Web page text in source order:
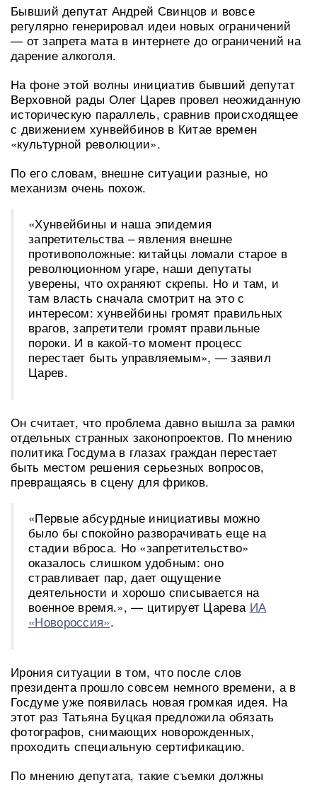
Бывший депутат Андрей Свинцов и вовсе
регулярно генерировал идеи новых ограничений
— от запрета мата в интернете до ограничений на
дарение алкоголя.
На фоне этой волны инициатив бывший депутат
Верховной рады Олег Царев провел неожиданную
историческую параллель, сравнив происходящее
с движением хунвейбинов в Китае времен
«культурной революции».
По его словам, внешне ситуации разные, но
механизм очень похож.
«Хунвейбины и наша эпидемия
запретительства – явления внешне
противоположные: китайцы ломали старое в
революционном угаре, наши депутаты
уверены, что охраняют скрепы. Но и там, и
там власть сначала смотрит на это с
интересом: хунвейбины громят правильных
врагов, запретители громят правильные
пороки. И в какой-то момент процесс
перестает быть управляемым», — заявил
Царев.
Он считает, что проблема давно вышла за рамки
отдельных странных законопроектов. По мнению
политика Госдума в глазах граждан перестает
быть местом решения серьезных вопросов,
превращаясь в сцену для фриков.
«Первые абсурдные инициативы можно
было бы спокойно разворачивать еще на
стадии вброса. Но «запретительство»
оказалось слишком удобным: оно
стравливает пар, дает ощущение
деятельности и хорошо списывается на
военное время.», — цитирует Царева ИА
«Новороссия».
Ирония ситуации в том, что после слов
президента прошло совсем немного времени, а в
Госдуме уже появилась новая громкая идея. На
этот раз Татьяна Буцкая предложила обязать
фотографов, снимающих новорожденных,
проходить специальную сертификацию.
По мнению депутата, такие съемки должны